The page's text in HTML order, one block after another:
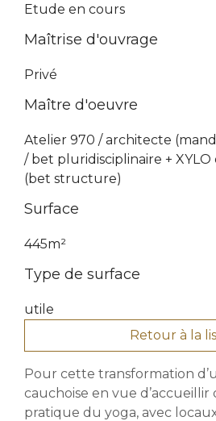
Etude en cours
Maîtrise d'ouvrage
Privé
Maître d'oeuvre
Atelier 970 / architecte
/ bet pluridisciplinaire + XYLO
(bet structure)
Surface
445m²
Type de surface
utile
Retour à la
Pour cette transformation
cauchoise en vue d’accueillir
pratique du yoga, avec